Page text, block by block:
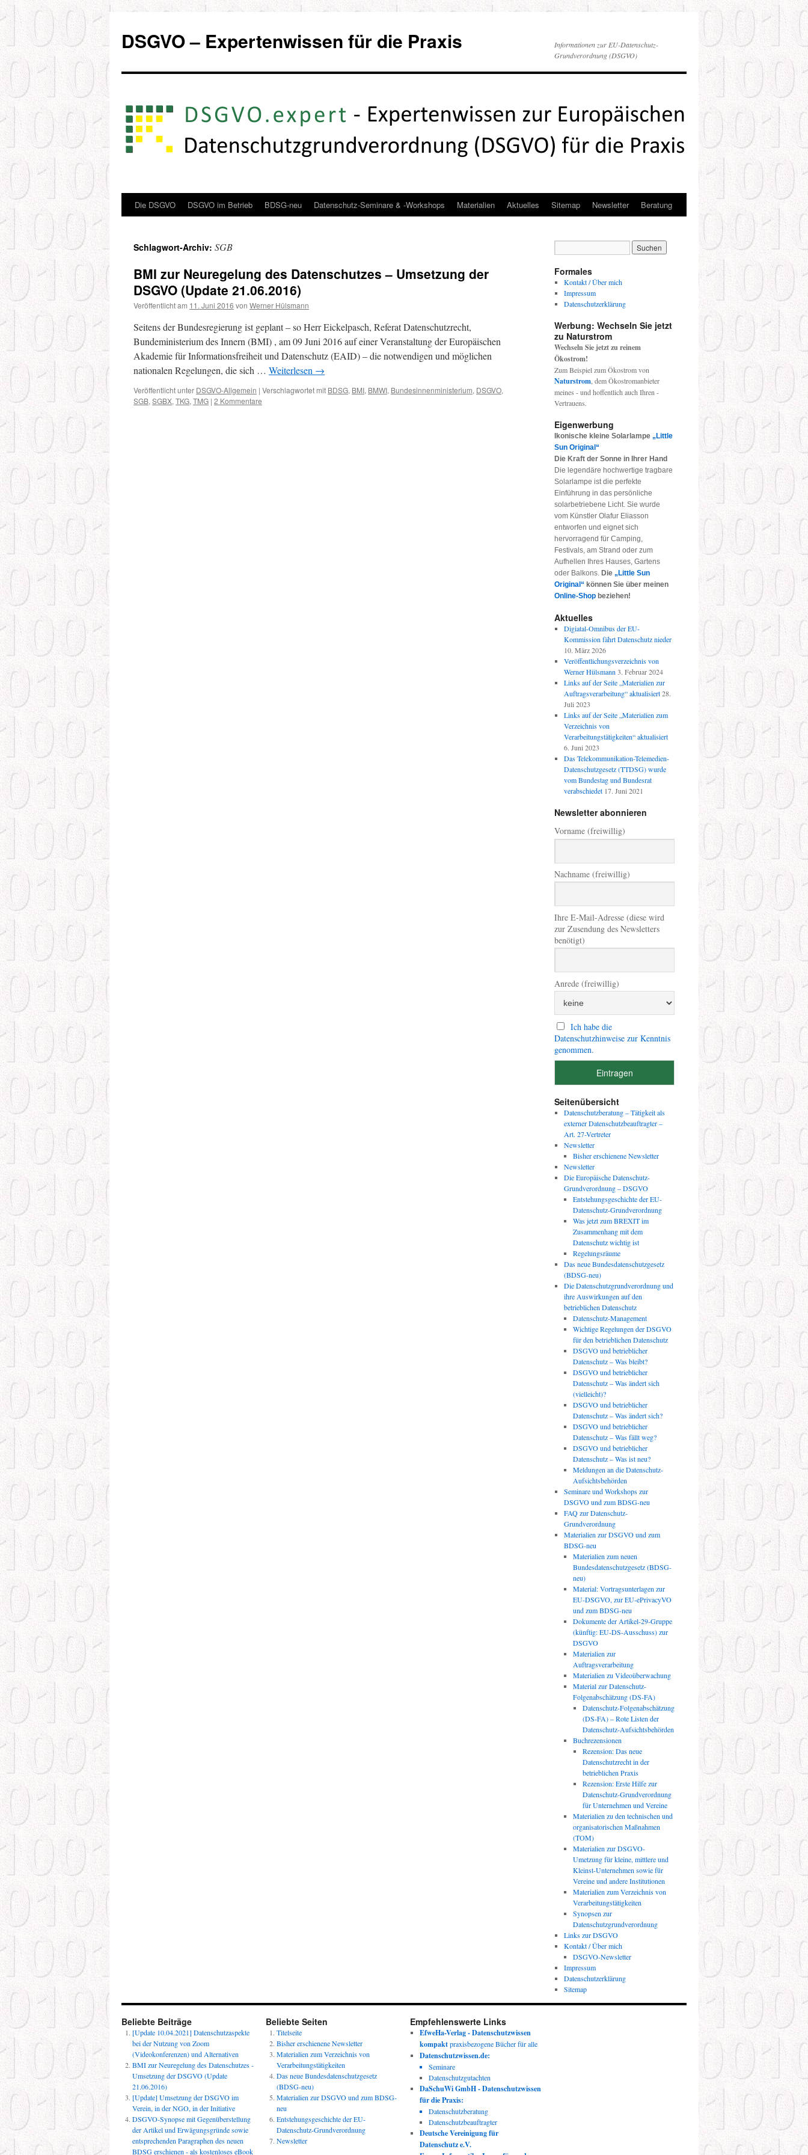
springen
DSGVO – Expertenwissen für die Praxis
Informationen zur EU-Datenschutz-
Grundverordnung (DSGVO)
Die DSGVO DSGVO im Betrieb BDSG-neu Datenschutz-Seminare & -Workshops Materialien Aktuelles Sitemap Newsletter Beratung
Schlagwort-Archiv: SGB
BMI zur Neuregelung des Datenschutzes – Umsetzung der
DSGVO (Update 21.06.2016)
Veröffentlicht am 11. Juni 2016 von Werner Hülsmann
Seitens der Bundesregierung ist geplant – so Herr Eickelpasch, Referat Datenschutzrecht,
Bundeministerium des Innern (BMI) , am 09 Juni 2016 auf einer Veranstaltung der Europäischen
Akademie für Informationsfreiheit und Datenschutz (EAID) – die notwendigen und möglichen
nationalen Regelungen, die sich … Weiterlesen →
Veröffentlicht unter DSGVO-Allgemein | Verschlagwortet mit BDSG, BMI, BMWI, Bundesinnenministerium, DSGVO,
SGB, SGBX, TKG, TMG | 2 Kommentare
Formales
Kontakt / Über mich
Impressum
Datenschutzerklärung
Werbung: Wechseln Sie jetzt
zu Naturstrom
Wechseln Sie jetzt zu reinem
Ökostrom!
Zum Beispiel zum Ökostrom von
Naturstrom , dem Ökostromanbieter
meines - und hoffentlich auch Ihren -
Vertrauens.
Eigenwerbung
Ikonische kleine Solarlampe „Little
Sun Original“
Die Kraft der Sonne in Ihrer Hand
Die legendäre hochwertige tragbare
Solarlampe ist die perfekte
Einführung in das persönliche
solarbetriebene Licht. Sie wurde
vom Künstler Olafur Eliasson
entworfen und eignet sich
hervorragend für Camping,
Festivals, am Strand oder zum
Aufhellen Ihres Hauses, Gartens
oder Balkons. Die „Little Sun
Original“ können Sie über meinen
Online-Shop beziehen!
Aktuelles
Digiatal-Omnibus der EU-
Kommission fährt Datenschutz nieder
10. März 2026
Veröffentlichungsverzeichnis von
Werner Hülsmann 3. Februar 2024
Links auf der Seite „Materialien zur
Auftragsverarbeitung“ aktualisiert 28.
Juli 2023
Links auf der Seite „Materialien zum
Verzeichnis von
Verarbeitungstätigkeiten“ aktualisiert
6. Juni 2023
Das Telekommunikation-Telemedien-
Datenschutzgesetz (TTDSG) wurde
vom Bundestag und Bundesrat
verabschiedet 17. Juni 2021
Newsletter abonnieren
Vorname (freiwillig)
Nachname (freiwillig)
Ihre E-Mail-Adresse (diese wird
zur Zusendung des Newsletters
benötigt)
Anrede (freiwillig)
Ich habe die
Datenschutzhinweise zur Kenntnis
genommen.
Seitenübersicht
Datenschutzberatung – Tätigkeit als
externer Datenschutzbeauftragter –
Art. 27-Vertreter
Newsletter
Bisher erschienene Newsletter
Newsletter
Die Europäische Datenschutz-
Grundverordnung – DSGVO
Entstehungsgeschichte der EU-
Datenschutz-Grundverordnung
Was jetzt zum BREXIT im
Zusammenhang mit dem
Datenschutz wichtig ist
Regelungsräume
Das neue Bundesdatenschutzgesetz
(BDSG-neu)
Die Datenschutzgrundverordnung und
ihre Auswirkungen auf den
betrieblichen Datenschutz
Datenschutz-Management
Wichtige Regelungen der DSGVO
für den betrieblichen Datenschutz
DSGVO und betrieblicher
Datenschutz – Was bleibt?
DSGVO und betrieblicher
Datenschutz – Was ändert sich
(vielleicht)?
DSGVO und betrieblicher
Datenschutz – Was ändert sich?
DSGVO und betrieblicher
Datenschutz – Was fällt weg?
DSGVO und betrieblicher
Datenschutz – Was ist neu?
Meldungen an die Datenschutz-
Aufsichtsbehörden
Seminare und Workshops zur
DSGVO und zum BDSG-neu
FAQ zur Datenschutz-
Grundverordnung
Materialien zur DSGVO und zum
BDSG-neu
Materialien zum neuen
Bundesdatenschutzgesetz (BDSG-
neu)
Material: Vortragsunterlagen zur
EU-DSGVO, zur EU-ePrivacyVO
und zum BDSG-neu
Dokumente der Artikel-29-Gruppe
(künftig: EU-DS-Ausschuss) zur
DSGVO
Materialien zur
Auftragsverarbeitung
Materialien zu Videoüberwachung
Material zur Datenschutz-
Folgenabschätzung (DS-FA)
Datenschutz-Folgenabschätzung
(DS-FA) – Rote Listen der
Datenschutz-Aufsichtsbehörden
Buchrezensionen
Rezension: Das neue
Datenschutzrecht in der
betrieblichen Praxis
Rezension: Erste Hilfe zur
Datenschutz-Grundverordnung
für Unternehmen und Vereine
Materialien zu den technischen und
organisatorischen Maßnahmen
(TOM)
Materialien zur DSGVO-
Umetzung für kleine, mittlere und
Kleinst-Unternehmen sowie für
Vereine und andere Institutionen
Materialien zum Verzeichnis von
Verarbeitungstätigkeiten
Synopsen zur
Datenschutzgrundverordnung
Links zur DSGVO
Kontakt / Über mich
DSGVO-Newsletter
Impressum
Datenschutzerklärung
Sitemap
Beliebte Beiträge
[Update 10.04.2021] Datenschutzaspekte
bei der Nutzung von Zoom
(Videokonferenzen) und Alternativen
BMI zur Neuregelung des Datenschutzes -
Umsetzung der DSGVO (Update
21.06.2016)
[Update] Umsetzung der DSGVO im
Verein, in der NGO, in der Initiative
DSGVO-Synopse mit Gegenüberstellung
der Artikel und Erwägungsgründe sowie
entsprechenden Paragraphen des neuen
BDSG erschienen - als kostenloses eBook
Beliebte Seiten
Titelseite
Bisher erschienene Newsletter
Materialien zum Verzeichnis von
Verarbeitungstätigkeiten
Das neue Bundesdatenschutzgesetz
(BDSG-neu)
Materialien zur DSGVO und zum BDSG-
neu
Entstehungsgeschichte der EU-
Datenschutz-Grundverordnung
Newsletter
Empfehlenswerte Links
EfweHa-Verlag - Datenschutzwissen
kompaktpraxisbezogene Bücher für alle
Datenschutzwissen.de:
Seminare
Datenschutzgutachten
DaSchuWi GmbH - Datenschutzwissen
für die Praxis:
Datenschutzberatung
Datenschutzbeauftragter
Deutsche Vereinigung für
Datenschutz e.V.